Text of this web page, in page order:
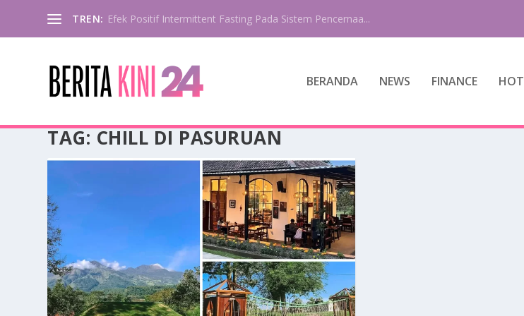
TREN: Efek Positif Intermittent Fasting Pada Sistem Pencernaa...
BERANDA NEWS FINANCE HOT
TAG: CHILL DI PASURUAN